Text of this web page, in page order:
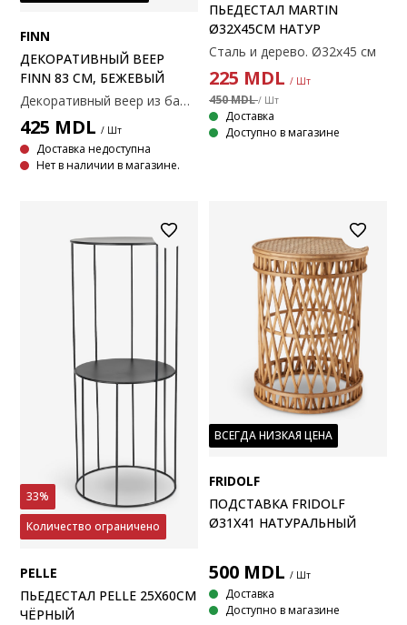
FINN
ДЕКОРАТИВНЫЙ ВЕЕР
FINN 83 СМ, БЕЖЕВЫЙ
Декоративный веер из бамбука и эвкалипта с плиссированным узором. С декоративными кисточками. 83х44 см.
425 MDL / Шт
Доставка недоступна
Нет в наличии в магазине.
ПЬЕДЕСТАЛ MARTIN
Ø32X45СМ НАТУР
Сталь и дерево. Ø32x45 см
225 MDL / Шт
450 MDL/ Шт
Доставка
Доступно в магазине
33%
Количество ограничено
PELLE
ПЬЕДЕСТАЛ PELLE 25X60СМ
ЧЁРНЫЙ
ВСЕГДА НИЗКАЯ ЦЕНА
FRIDOLF
ПОДСТАВКА FRIDOLF
Ø31X41 НАТУРАЛЬНЫЙ
500 MDL / Шт
Доставка
Доступно в магазине